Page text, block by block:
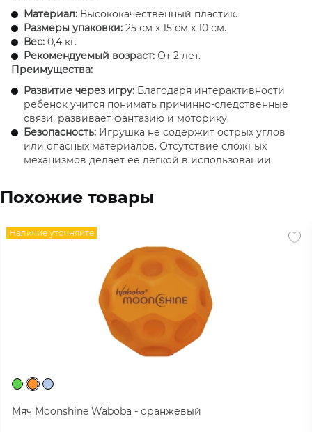
Материал: Высококачественный пластик.
Размеры упаковки: 25 см х 15 см х 10 см.
Вес: 0,4 кг.
Рекомендуемый возраст: От 2 лет.
Преимущества:
Развитие через игру: Благодаря интерактивности
ребенок учится понимать причинно-следственные
связи, развивает фантазию и моторику.
Безопасность: Игрушка не содержит острых углов
или опасных материалов. Отсутствие сложных
механизмов делает ее легкой в использовании
добавляют игре магии, стимулируя интерес и
Игрушка для купания Kid O "Тюлень и ребенок" - это
не просто игрушка, а маленькая платформа для
развития, творчества и развлечений. Она превратит
обычные купальные процедуры в веселую игру,
обеспечивая малышу незабываемые эмоции.
Идеальный подарок для активных и любознательных
Похожие товары
Наличие уточняйте
Мяч Moonshine Waboba - оранжевый